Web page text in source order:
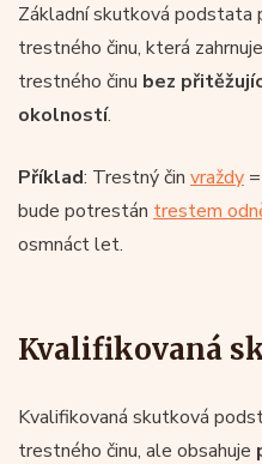
Základní skutková podstata
trestného činu, která
trestného činu bez
okolností.
Příklad: Trestný čin vraždy
bude potrestán trestem
osmnáct let.
Kvalifikovaná
Kvalifikovaná skutková
trestného činu, ale obsahuje